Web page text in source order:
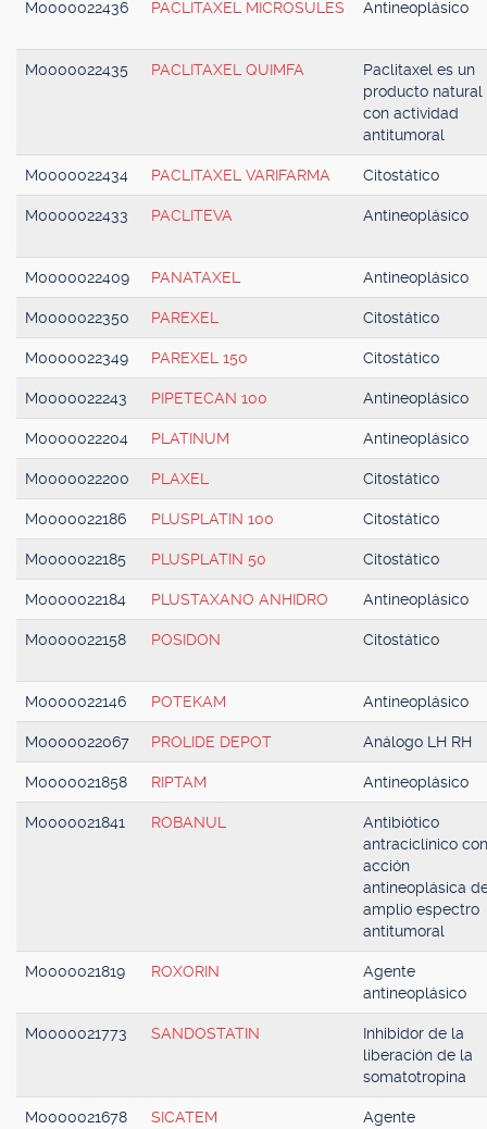
M0000022436 PACLITAXEL MICROSULES Antineoplásico
M0000022435 PACLITAXEL QUIMFA
Paclitaxel es un
producto natural
con actividad
antitumoral
M0000022434 PACLITAXEL VARIFARMA Citostático
M0000022433 PACLITEVA Antineoplásico
M0000022409 PANATAXEL Antineoplásico
M0000022350 PAREXEL Citostático
M0000022349 PAREXEL 150 Citostático
M0000022243 PIPETECAN 100 Antineoplásico
M0000022204 PLATINUM Antineoplásico
M0000022200 PLAXEL Citostático
M0000022186 PLUSPLATIN 100 Citostático
M0000022185 PLUSPLATIN 50 Citostático
M0000022184 PLUSTAXANO ANHIDRO Antineoplásico
M0000022158 POSIDON Citostático
M0000022146 POTEKAM Antineoplásico
M0000022067 PROLIDE DEPOT Análogo LH RH
M0000021858 RIPTAM Antineoplásico
M0000021841 ROBANUL
Antibiótico
antraciclínico con
acción
antineoplásica
amplio espectro
antitumoral
M0000021819 ROXORIN
Agente
antineoplásico
M0000021773 SANDOSTATIN
Inhibidor de la
liberación de la
somatotropina
M0000021678 SICATEM
Agente